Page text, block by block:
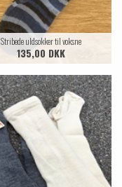
Stribede uldsokker til voksne
135,00 DKK